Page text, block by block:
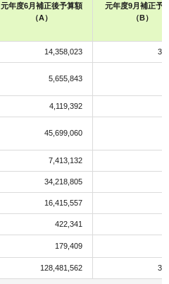
元年度6月補正後予算額
（A）
元年度9月補正予
（B）
14,358,023
5,655,843
4,119,392
45,699,060
7,413,132
34,218,805
16,415,557
422,341
179,409
128,481,562